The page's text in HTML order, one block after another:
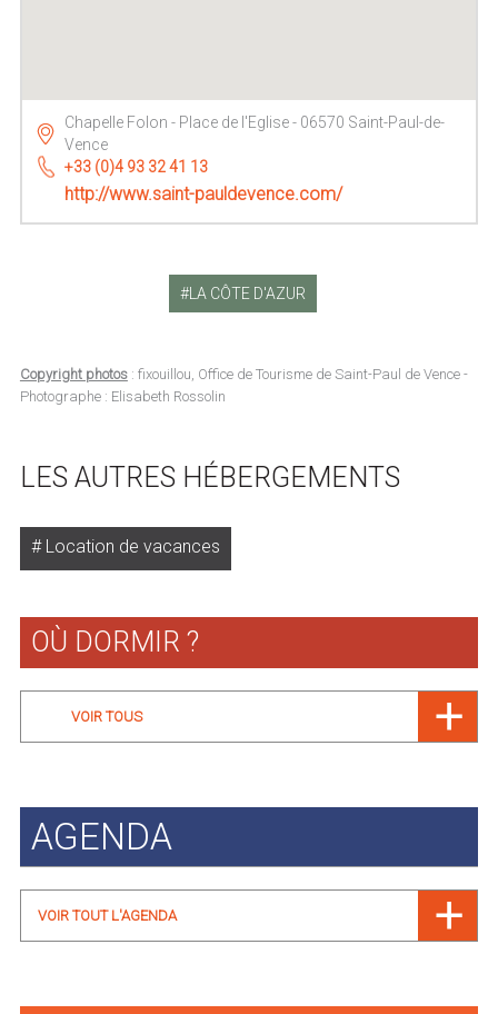
Chapelle Folon - Place de l'Eglise - 06570 Saint-Paul-de-
Vence
+33 (0)4 93 32 41 13
http://www.saint-pauldevence.com/
LA CÔTE D'AZUR
Copyright photos: fixouillou, Office de Tourisme de Saint-Paul de Vence -
Photographe : Elisabeth Rossolin
LES AUTRES HÉBERGEMENTS
Location de vacances
OÙ DORMIR ?
VOIR TOUS
AGENDA
VOIR TOUT L'AGENDA